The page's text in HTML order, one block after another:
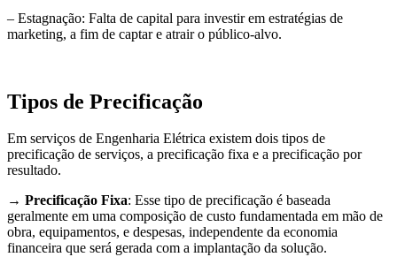
– Estagnação: Falta de capital para investir em estratégias de
marketing, a fim de captar e atrair o público-alvo.
Tipos de Precificação
Em serviços de Engenharia Elétrica existem dois tipos de
precificação de serviços, a precificação fixa e a precificação por
resultado.
→ Precificação Fixa: Esse tipo de precificação é baseada
geralmente em uma composição de custo fundamentada em mão de
obra, equipamentos, e despesas, independente da economia
financeira que será gerada com a implantação da solução.